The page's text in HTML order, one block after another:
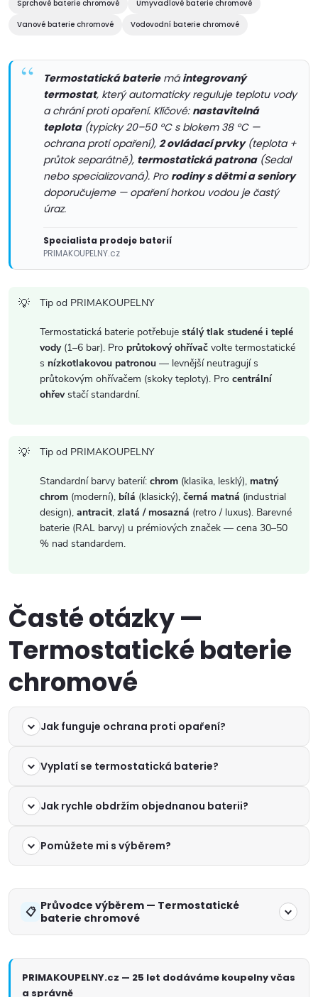
p
v
s
u
á
n
Sprchové baterie chromové
Umyvadlové baterie chromové
Vanové baterie chromové
Vodovodní baterie chromové
Termostatická bateriemáintegrovaný
termostat, který automaticky reguluje teplotu vody
a chrání proti opaření. Klíčové: nastavitelná
teplota(typicky 20–50 °C s blokem 38 °C —
ochrana proti opaření), 2 ovládací prvky(teplota +
průtok separátně), termostatická patrona(Sedal
nebo specializovaná). Pro rodiny s dětmi a seniory
doporučujeme — opaření horkou vodou je častý
úraz.
Specialista prodeje baterií
PRIMAKOUPELNY.cz
Tip od PRIMAKOUPELNY
Termostatická baterie potřebuje stálý tlak studené i teplé
vody(1–6 bar). Pro průtokový ohřívač volte termostatické
s nízkotlakovou patronou — levnější neutragují s
průtokovým ohřívačem (skoky teploty). Pro centrální
ohřevstačí standardní.
Tip od PRIMAKOUPELNY
Standardní barvy baterií: chrom (klasika, lesklý), matný
chrom (moderní), bílá (klasický), černá matná (industrial
design), antracit, zlatá / mosazná (retro / luxus). Barevné
baterie (RAL barvy) u prémiových značek — cena 30–50
% nad standardem.
Časté otázky —
Termostatické baterie
chromové
Jak funguje ochrana proti opaření?
Vyplatí se termostatická baterie?
Jak rychle obdržím objednanou baterii?
Pomůžete mi s výběrem?
Průvodce výběrem — Termostatické
baterie chromové
PRIMAKOUPELNY.cz — 25 let dodáváme koupelny včas
a správně